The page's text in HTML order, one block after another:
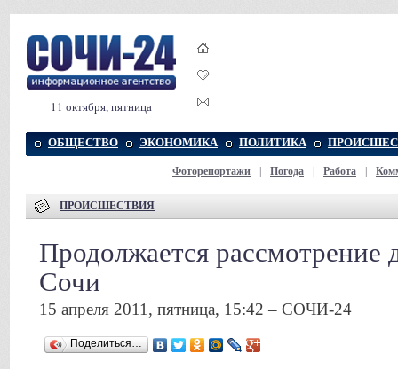
11 октября, пятница
ОБЩЕСТВО ЭКОНОМИКА ПОЛИТИКА
Фоторепортажи Погода Работа
ПРОИСШЕСТВИЯ
Продолжается рассмотрение
Сочи
15 апреля 2011, пятница, 15:42 – СОЧИ-24
Поделиться…